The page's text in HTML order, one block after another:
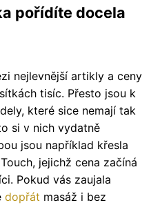
pořídíte docela
nejlevnější artikly a ceny
tisíc. Přesto jsou k
které sice nemají tak
si v nich vydatně
jsou například křesla
jejichž cena začíná
Pokud vás zaujala
dopřát masáž i bez